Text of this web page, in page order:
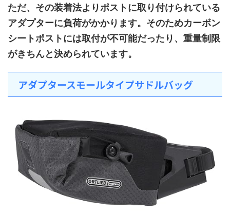
ただ、その装着法よりポストに取り付けられている
アダプターに負荷がかかります。そのためカーボン
シートポストには取付が不可能だったり、重量制限
がきちんと決められています。
アダプタースモールタイプサドルバッグ